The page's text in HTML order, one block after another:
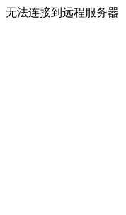
无法连接到远程服务器